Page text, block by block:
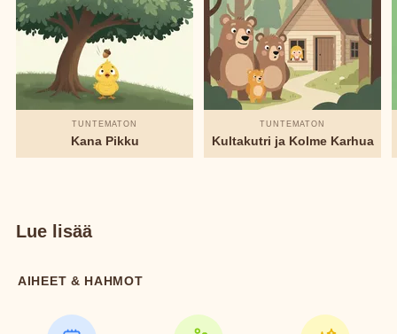
TUNTEMATON
Kana Pikku
TUNTEMATON
Kultakutri ja Kolme Karhua
Lue lisää
AIHEET & HAHMOT